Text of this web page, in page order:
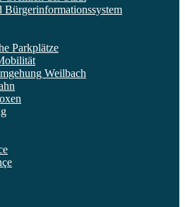
Bürgerinformationssystem
Parkplätze
Weilbach